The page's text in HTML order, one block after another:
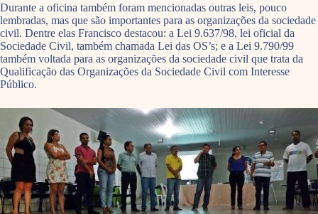
Durante a oficina também foram mencionadas outras leis, pouco
lembradas, mas que são importantes para as organizações da sociedade
civil. Dentre elas Francisco destacou: a Lei 9.637/98, lei oficial da
Sociedade Civil, também chamada Lei das OS’s; e a Lei 9.790/99
também voltada para as organizações da sociedade civil que trata da
Qualificação das Organizações da Sociedade Civil com Interesse
Público.